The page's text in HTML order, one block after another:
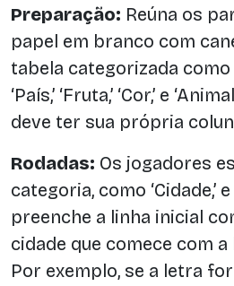
Preparação: Reúna os
papel em branco com
tabela categorizada como
‘País,’ ‘Fruta,’ ‘Cor,’ e
deve ter sua própria
Rodadas: Os jogadores
categoria, como ‘Cidade,’
preenche a linha inicial
cidade que comece com
Por exemplo, se a letra for